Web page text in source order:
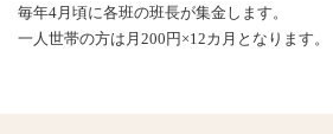
毎年4月頃に各班の班長が集金します。
一人世帯の方は月200円×12カ月となります。